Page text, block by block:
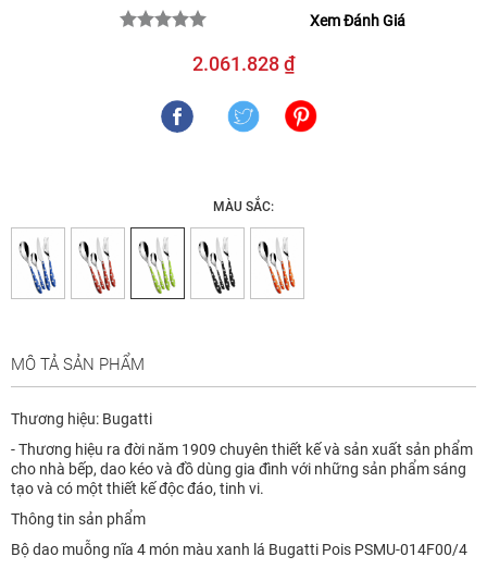
Xem Đánh Giá
2.061.828 ₫
MÀU SẮC:
MÔ TẢ SẢN PHẨM
Thương hiệu: Bugatti
- Thương hiệu ra đời năm 1909 chuyên thiết kế và sản xuất sản phẩm
cho nhà bếp, dao kéo và đồ dùng gia đình với những sản phẩm sáng
tạo và có một thiết kế độc đáo, tinh vi.
Thông tin sản phẩm
Bộ dao muỗng nĩa 4 món màu xanh lá Bugatti Pois PSMU-014F00/4